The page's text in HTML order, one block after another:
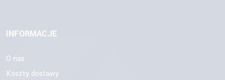
INFORMACJE
O nas
Koszty dostawy